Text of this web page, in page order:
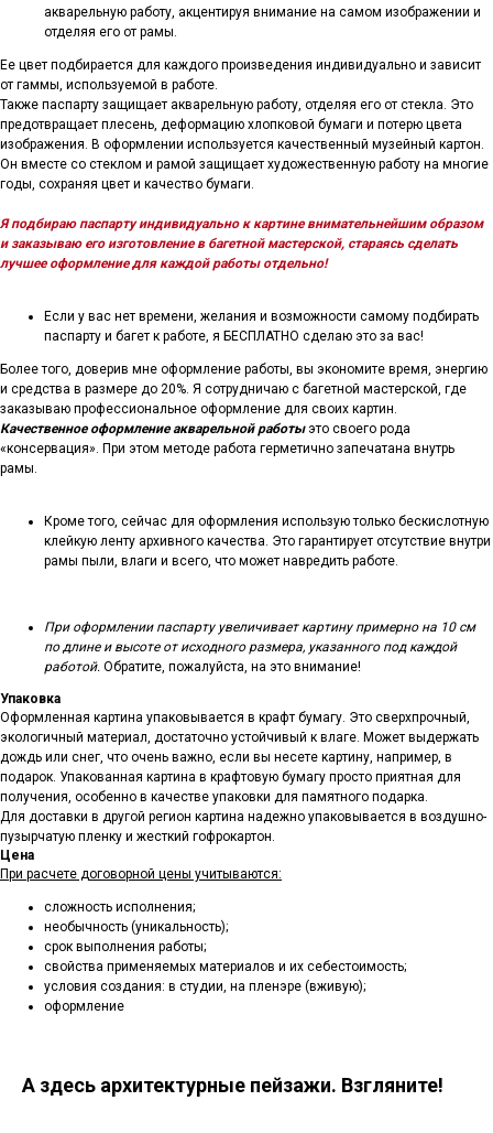
акварельную работу, акцентируя внимание на самом изображении и
отделяя его от рамы.
Ее цвет подбирается для каждого произведения индивидуально и зависит
от гаммы, используемой в работе.
Также паспарту защищает акварельную работу, отделяя его от стекла. Это
предотвращает плесень, деформацию хлопковой бумаги и потерю цвета
изображения. В оформлении используется качественный музейный картон.
Он вместе со стеклом и рамой защищает художественную работу на многие
годы, сохраняя цвет и качество бумаги.
Я подбираю паспарту индивидуально к картине внимательнейшим образом
и заказываю его изготовление в багетной мастерской, стараясь сделать
лучшее оформление для каждой работы отдельно!
Если у вас нет времени, желания и возможности самому подбирать
паспарту и багет к работе, я БЕСПЛАТНО сделаю это за вас!
Более того, доверив мне оформление работы, вы экономите время, энергию
и средства в размере до 20%. Я сотрудничаю с багетной мастерской, где
заказываю профессиональное оформление для своих картин.
Качественное оформление акварельной работы это своего рода
«консервация». При этом методе работа герметично запечатана внутрь
рамы.
Кроме того, сейчас для оформления использую только бескислотную
клейкую ленту архивного качества. Это гарантирует отсутствие внутри
рамы пыли, влаги и всего, что может навредить работе.
При оформлении паспарту увеличивает картину примерно на 10 см
по длине и высоте от исходного размера, указанного под каждой
работой. Обратите, пожалуйста, на это внимание!
Упаковка
Оформленная картина упаковывается в крафт бумагу. Это сверхпрочный,
экологичный материал, достаточно устойчивый к влаге. Может выдержать
дождь или снег, что очень важно, если вы несете картину, например, в
подарок. Упакованная картина в крафтовую бумагу просто приятная для
получения, особенно в качестве упаковки для памятного подарка.
Для доставки в другой регион картина надежно упаковывается в воздушно-
пузырчатую пленку и жесткий гофрокартон.
Цена
При расчете договорной цены учитываются:
сложность исполнения;
необычность (уникальность);
срок выполнения работы;
свойства применяемых материалов и их себестоимость;
условия создания: в студии, на пленэре (вживую);
оформление
А здесь архитектурные пейзажи. Взгляните!